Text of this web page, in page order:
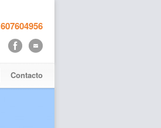
607604956
Contacto